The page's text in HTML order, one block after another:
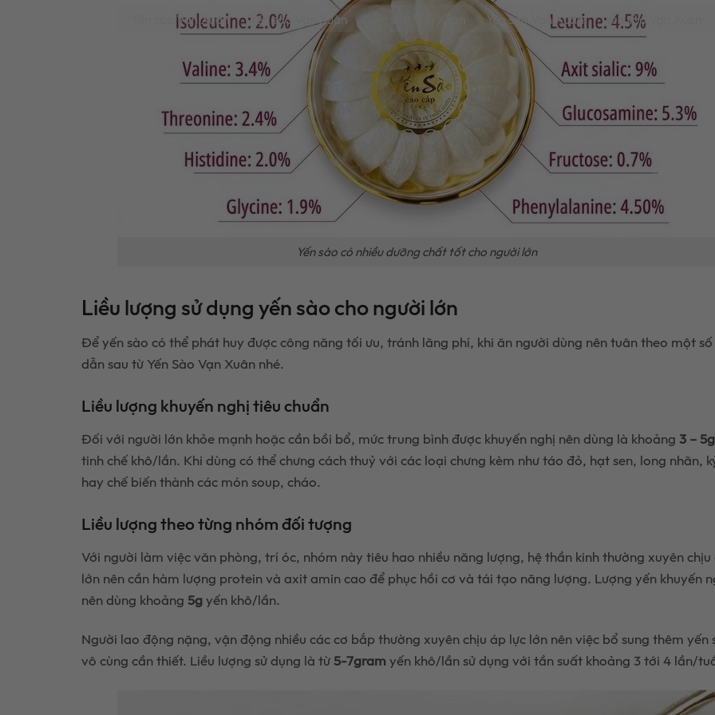
Yến sào có nhiều dưỡng chất tốt cho người lớn
Liều lượng sử dụng yến sào cho người lớn
Để yến sào có thể phát huy được công năng tối ưu, tránh lãng phí, khi ăn người dùng nên tuân theo một
dẫn sau từ Yến Sào Vạn Xuân nhé.
Liều lượng khuyến nghị tiêu chuẩn
Đối với người lớn khỏe mạnh hoặc cần bồi bổ, mức trung bình được khuyến nghị nên dùng là khoảng 3 – 5g
tinh chế khô/lần. Khi dùng có thể chưng cách thuỷ với các loại chưng kèm như táo đỏ, hạt sen, long nhãn,
hay chế biến thành các món soup, cháo.
Liều lượng theo từng nhóm đối tượng
Với người làm việc văn phòng, trí óc, nhóm này tiêu hao nhiều năng lượng, hệ thần kinh thường xuyên chịu
lớn nên cần hàm lượng protein và axit amin cao để phục hồi cơ và tái tạo năng lượng. Lượng yến khuyến
nên dùng khoảng 5gyến khô/lần.
Người lao động nặng, vận động nhiều các cơ bắp thường xuyên chịu áp lực lớn nên việc bổ sung thêm yến
vô cùng cần thiết. Liều lượng sử dụng là từ 5-7gram yến khô/lần sử dụng với tần suất khoảng 3 tới 4 lần/